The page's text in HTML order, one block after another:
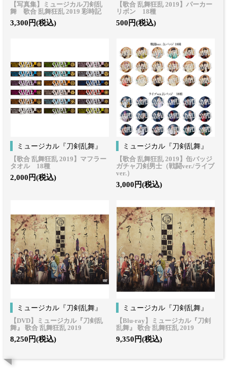
【写真集】ミュージカル刀剣乱
舞 歌合 乱舞狂乱 2019 彩時記
3,300円(税込)
【歌合 乱舞狂乱 2019】パーカー
リボン 18種
500円(税込)
ミュージカル『刀剣乱舞』
【歌合 乱舞狂乱 2019】マフラー
タオル 18種
2,000円(税込)
ミュージカル『刀剣乱舞』
【歌合 乱舞狂乱 2019】缶バッジ
ガチャ刀剣男士（戦闘ver./ライブ
ver.）
3,000円(税込)
ミュージカル『刀剣乱舞』
【DVD】ミュージカル『刀剣乱
舞』 歌合 乱舞狂乱 2019
8,250円(税込)
ミュージカル『刀剣乱舞』
【Blu-ray】ミュージカル『刀剣
乱舞』 歌合 乱舞狂乱 2019
9,350円(税込)